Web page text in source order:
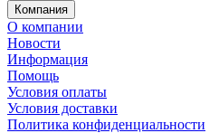
Компания
О компании
Новости
Информация
Помощь
Условия оплаты
Условия доставки
Политика конфиденциальности